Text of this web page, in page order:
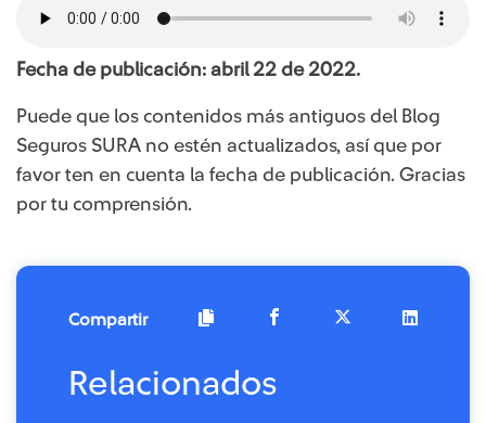
Fecha de publicación: abril 22 de 2022.
Puede que los contenidos más antiguos del Blog
Seguros SURA no estén actualizados, así que por
favor ten en cuenta la fecha de publicación. Gracias
por tu comprensión.
Compartir
Relacionados